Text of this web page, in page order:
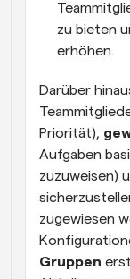
zu bieten
erhöhen.
Darüber
Priorität),
Aufgaben
zuzuweisen)
zugewiesen
Gruppen